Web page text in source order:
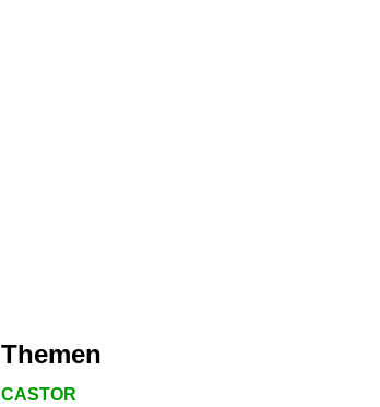
Themen
CASTOR